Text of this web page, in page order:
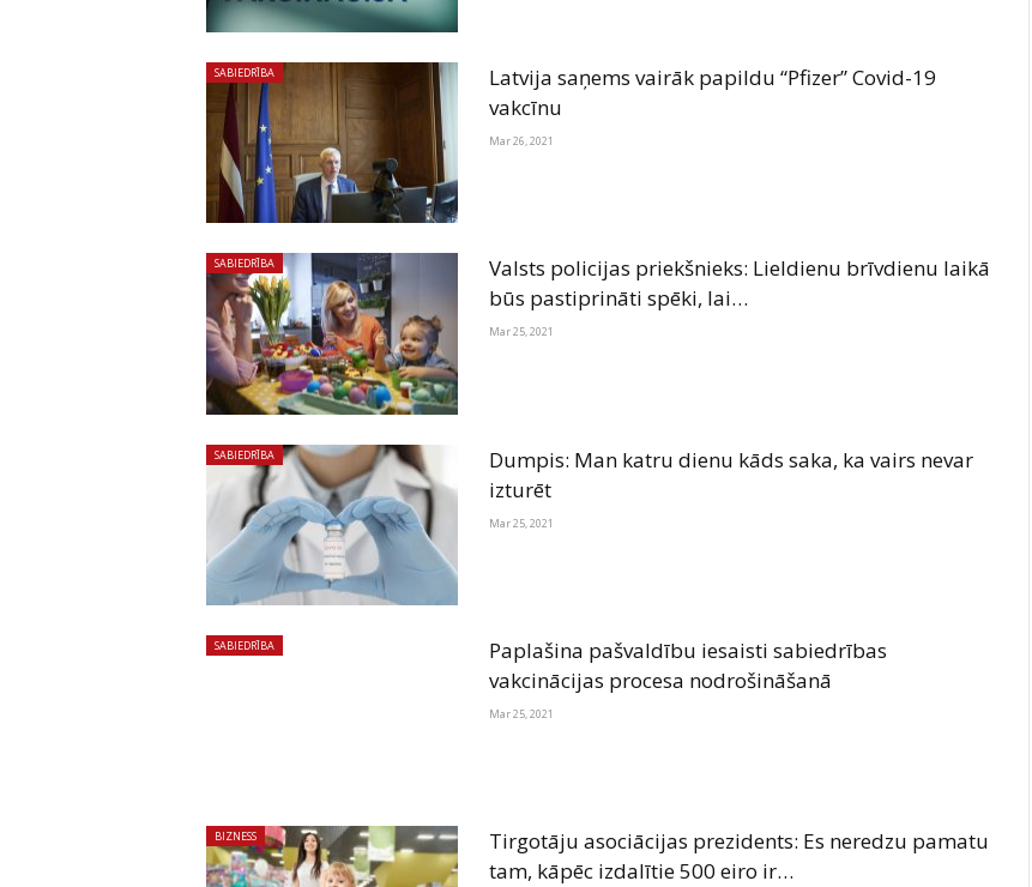
SABIEDRĪBA
Latvija saņems vairāk papildu “Pfizer” Covid-19
vakcīnu
Mar 26, 2021
SABIEDRĪBA
Valsts policijas priekšnieks: Lieldienu brīvdienu laikā
būs pastiprināti spēki, lai…
Mar 25, 2021
SABIEDRĪBA
Dumpis: Man katru dienu kāds saka, ka vairs nevar
izturēt
Mar 25, 2021
SABIEDRĪBA
Paplašina pašvaldību iesaisti sabiedrības
vakcinācijas procesa nodrošināšanā
Mar 25, 2021
BIZNESS
Tirgotāju asociācijas prezidents: Es neredzu pamatu
tam, kāpēc izdalītie 500 eiro ir…